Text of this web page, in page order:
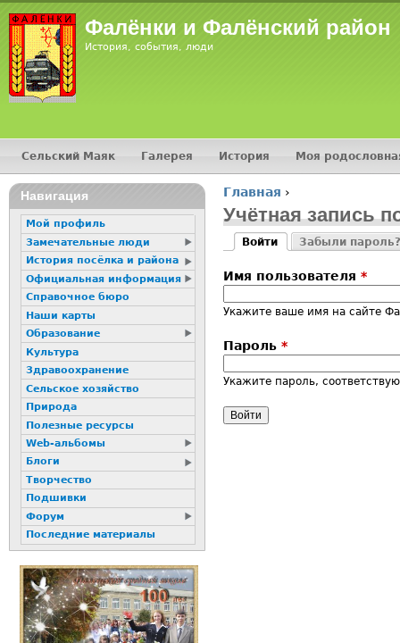
Фалёнки и Фалёнский район
История, события, люди
Вы здесь
Главная ›
Учётная запись
Главные
Войти
Забыли пароль?
Имя пользователя *
Укажите ваше имя на сайте
Пароль *
Укажите пароль,
Главное меню
Сельский Маяк Галерея История Моя
16+
Навигация
Мой профиль
Замечательные люди
История посёлка и района
Официальная информация
Справочное бюро
Наши карты
Образование
Культура
Здравоохранение
Сельское хозяйство
Природа
Полезные ресурсы
Web-альбомы
Блоги
Творчество
Подшивки
Форум
Последние материалы